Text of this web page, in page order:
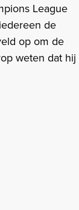
League
de
op om de
weten dat hij